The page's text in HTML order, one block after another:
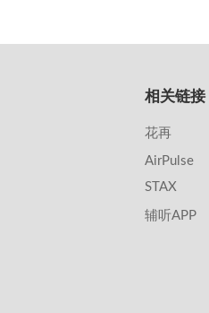
相关链接
花再
AirPulse
STAX
辅听APP